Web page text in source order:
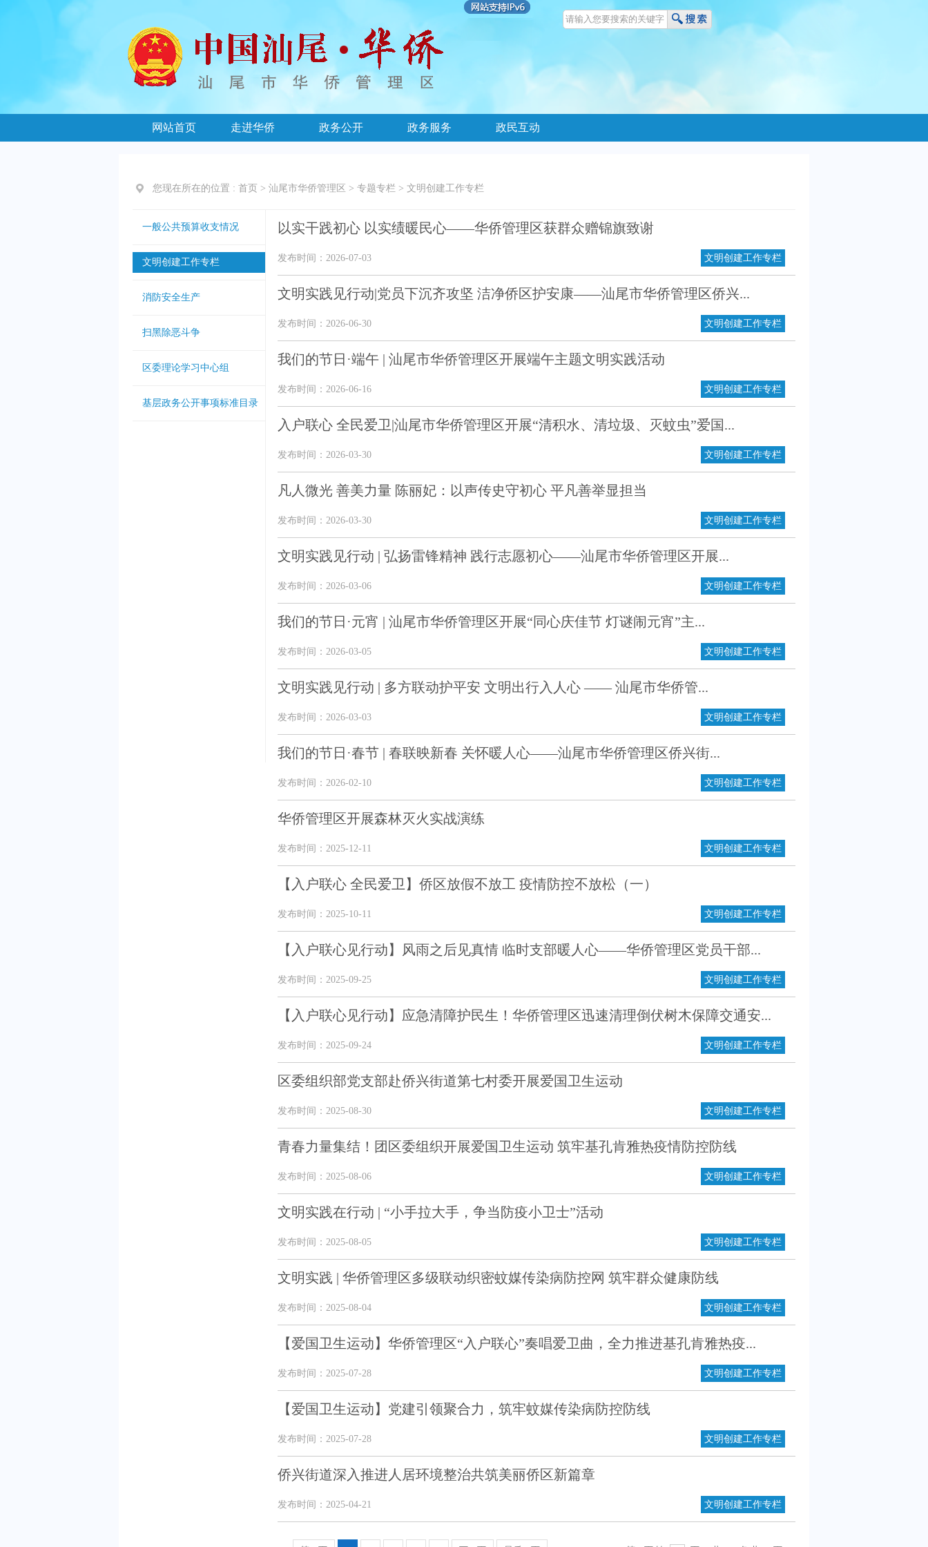
网站首页 走进华侨 政务公开 政务服务 政民互动
您现在所在的位置 : 首页 > 汕尾市华侨管理区 > 专题专栏 > 文明创建工作专栏
一般公共预算收支情况
文明创建工作专栏
消防安全生产
扫黑除恶斗争
区委理论学习中心组
基层政务公开事项标准目录
以实干践初心 以实绩暖民心——华侨管理区获群众赠锦旗致谢
发布时间：2026-07-03 文明创建工作专栏
文明实践见行动|党员下沉齐攻坚 洁净侨区护安康——汕尾市华侨管理区侨兴...
发布时间：2026-06-30 文明创建工作专栏
我们的节日·端午 | 汕尾市华侨管理区开展端午主题文明实践活动
发布时间：2026-06-16 文明创建工作专栏
入户联心 全民爱卫|汕尾市华侨管理区开展“清积水、清垃圾、灭蚊虫”爱国...
发布时间：2026-03-30 文明创建工作专栏
凡人微光 善美力量 陈丽妃：以声传史守初心 平凡善举显担当
发布时间：2026-03-30 文明创建工作专栏
文明实践见行动 | 弘扬雷锋精神 践行志愿初心——汕尾市华侨管理区开展...
发布时间：2026-03-06 文明创建工作专栏
我们的节日·元宵 | 汕尾市华侨管理区开展“同心庆佳节 灯谜闹元宵”主...
发布时间：2026-03-05 文明创建工作专栏
文明实践见行动 | 多方联动护平安 文明出行入人心 —— 汕尾市华侨管...
发布时间：2026-03-03 文明创建工作专栏
我们的节日·春节 | 春联映新春 关怀暖人心——汕尾市华侨管理区侨兴街...
发布时间：2026-02-10 文明创建工作专栏
华侨管理区开展森林灭火实战演练
发布时间：2025-12-11 文明创建工作专栏
【入户联心 全民爱卫】侨区放假不放工 疫情防控不放松（一）
发布时间：2025-10-11 文明创建工作专栏
【入户联心见行动】风雨之后见真情 临时支部暖人心——华侨管理区党员干部...
发布时间：2025-09-25 文明创建工作专栏
【入户联心见行动】应急清障护民生！华侨管理区迅速清理倒伏树木保障交通安...
发布时间：2025-09-24 文明创建工作专栏
区委组织部党支部赴侨兴街道第七村委开展爱国卫生运动
发布时间：2025-08-30 文明创建工作专栏
青春力量集结！团区委组织开展爱国卫生运动 筑牢基孔肯雅热疫情防控防线
发布时间：2025-08-06 文明创建工作专栏
文明实践在行动 | “小手拉大手，争当防疫小卫士”活动
发布时间：2025-08-05 文明创建工作专栏
文明实践 | 华侨管理区多级联动织密蚊媒传染病防控网 筑牢群众健康防线
发布时间：2025-08-04 文明创建工作专栏
【爱国卫生运动】华侨管理区“入户联心”奏唱爱卫曲，全力推进基孔肯雅热疫...
发布时间：2025-07-28 文明创建工作专栏
【爱国卫生运动】党建引领聚合力，筑牢蚊媒传染病防控防线
发布时间：2025-07-28 文明创建工作专栏
侨兴街道深入推进人居环境整治共筑美丽侨区新篇章
发布时间：2025-04-21 文明创建工作专栏